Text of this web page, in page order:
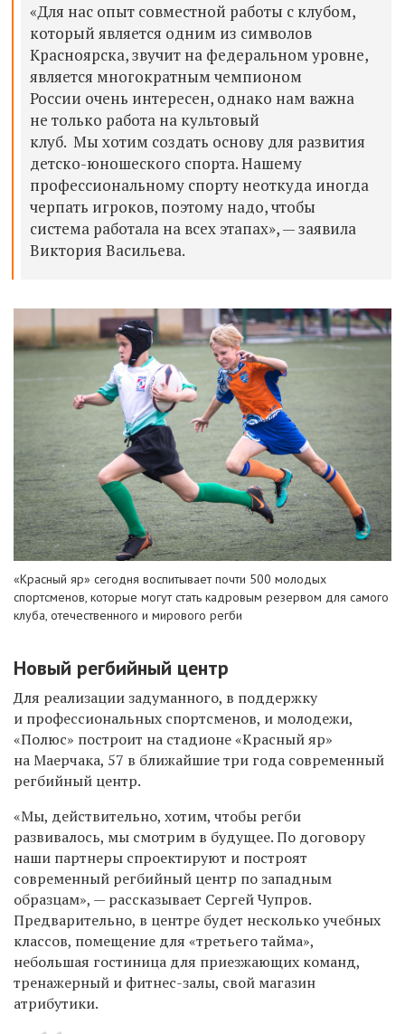
«Для нас опыт совместной работы с клубом,
который является одним из символов
Красноярска, звучит на федеральном уровне,
является многократным чемпионом
России очень интересен, однако нам важна
не только работа на культовый
клуб. Мы хотим создать основу для развития
детско-юношеского спорта. Нашему
профессиональному спорту неоткуда иногда
черпать игроков, поэтому надо, чтобы
система работала на всех этапах»,— заявила
Виктория Васильева.
«Красный яр» сегодня воспитывает почти 500 молодых
спортсменов, которые могут стать кадровым резервом для самого
клуба, отечественного и мирового регби
Новый регбийный центр
Для реализации задуманного, в поддержку
и профессиональных спортсменов, и молодежи,
«Полюс» построит на стадионе «Красныйяр»
наМаерчака, 57 в ближайшие три года современный
регбийный центр.
«Мы, действительно, хотим, чтобы регби
развивалось, мы смотрим в будущее. По договору
наши партнеры спроектируют и построят
современный регбийный центр позападным
образцам», — рассказывает Сергей Чупров.
Предварительно, в центре будет несколько учебных
классов, помещение для «третьего тайма»,
небольшая гостиница для приезжающих команд,
тренажерный и фитнес-залы, свой магазин
атрибутики.